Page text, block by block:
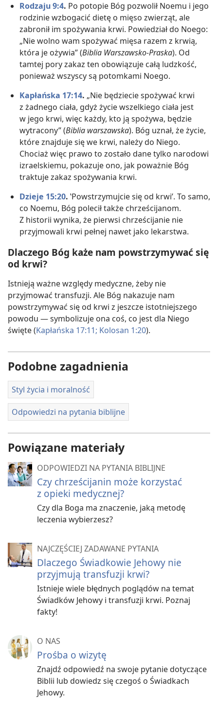
Rodzaju 9:4. Po potopie Bóg pozwolił Noemu i jego
rodzinie wzbogacić dietę o mięso zwierząt, ale
zabronił im spożywania krwi. Powiedział do Noego:
„Nie wolno wam spożywać mięsa razem z krwią,
która je ożywia” (Biblia Warszawsko-Praska). Od
tamtej pory zakaz ten obowiązuje całą ludzkość,
ponieważ wszyscy są potomkami Noego.
Kapłańska 17:14. „Nie będziecie spożywać krwi
z żadnego ciała, gdyż życie wszelkiego ciała jest
w jego krwi, więc każdy, kto ją spożywa, będzie
wytracony” (Biblia warszawska). Bóg uznał, że życie,
które znajduje się we krwi, należy do Niego.
Chociaż więc prawo to zostało dane tylko narodowi
izraelskiemu, pokazuje ono, jak poważnie Bóg
traktuje zakaz spożywania krwi.
Dzieje 15:20. ‛Powstrzymujcie się od krwi’. To samo,
co Noemu, Bóg polecił także chrześcijanom.
Z historii wynika, że pierwsi chrześcijanie nie
przyjmowali krwi pełnej nawet jako lekarstwa.
Dlaczego Bóg każe nam powstrzymywać się
od krwi?
Istnieją ważne względy medyczne, żeby nie
przyjmować transfuzji. Ale Bóg nakazuje nam
powstrzymywać się od krwi z jeszcze istotniejszego
powodu — symbolizuje ona coś, co jest dla Niego
święte (Kapłańska 17:11; Kolosan 1:20).
Podobne zagadnienia
Styl życia i moralność
Odpowiedzi na pytania biblijne
Powiązane materiały
ODPOWIEDZI NA PYTANIA BIBLIJNE
Czy chrześcijanin może korzystać
z opieki medycznej?
Czy dla Boga ma znaczenie, jaką metodę
leczenia wybierzesz?
NAJCZĘŚCIEJ ZADAWANE PYTANIA
Dlaczego Świadkowie Jehowy nie
przyjmują transfuzji krwi?
Istnieje wiele błędnych poglądów na temat
Świadków Jehowy i transfuzji krwi. Poznaj
fakty!
O NAS
Prośba o wizytę
Znajdź odpowiedź na swoje pytanie dotyczące
Biblii lub dowiedz się czegoś o Świadkach
Jehowy.